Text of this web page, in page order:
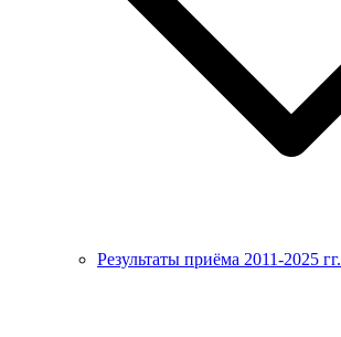
Результаты приёма 2011-2025 гг.